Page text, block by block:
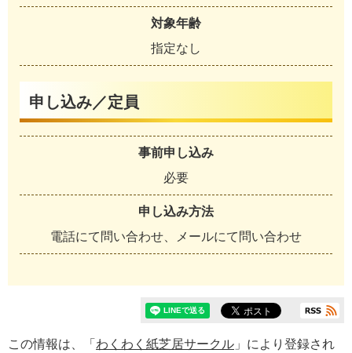
対象年齢
指定なし
申し込み／定員
事前申し込み
必要
申し込み方法
電話にて問い合わせ、メールにて問い合わせ
この情報は、「 わくわく紙芝居サークル 」により登録され